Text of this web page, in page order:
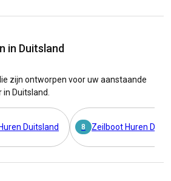
in Duitsland
zijn ontworpen voor uw aanstaande
Duitsland.
Duitsland 8 Zeilboot Huren